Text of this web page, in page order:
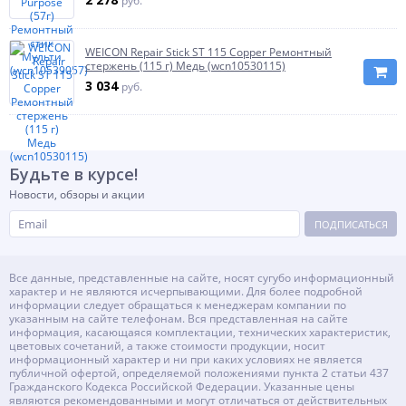
WEICON Repair Stick ST 115 Copper Ремонтный
стержень (115 г) Медь (wcn10530115)
3 034 руб.
Будьте в курсе!
Новости, обзоры и акции
ПОДПИСАТЬСЯ
Все данные, представленные на сайте, носят сугубо информационный
характер и не являются исчерпывающими. Для более подробной
информации следует обращаться к менеджерам компании по
указанным на сайте телефонам. Вся представленная на сайте
информация, касающаяся комплектации, технических характеристик,
цветовых сочетаний, а также стоимости продукции, носит
информационный характер и ни при каких условиях не является
публичной офертой, определяемой положениями пункта 2 статьи 437
Гражданского Кодекса Российской Федерации. Указанные цены
являются рекомендованными и могут отличаться от действительных